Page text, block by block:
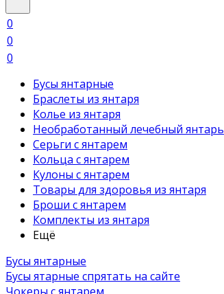
0
0
0
Бусы янтарные
Браслеты из янтаря
Колье из янтаря
Необработанный лечебный янтарь
Серьги с янтарем
Кольца с янтарем
Кулоны с янтарем
Товары для здоровья из янтаря
Броши с янтарем
Комплекты из янтаря
Ещё
Бусы янтарные
Бусы ятарные спрятать на сайте